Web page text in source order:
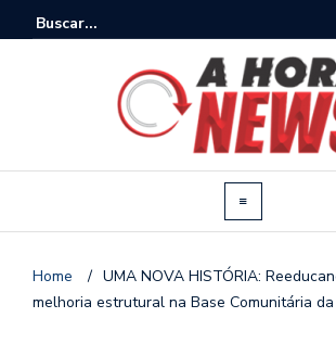
Home / UMA NOVA HISTÓRIA:
melhoria estrutural na Base Comunitária da